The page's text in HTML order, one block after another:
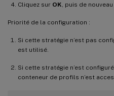
Cliquez sur OK , puis de
Priorité de la configuration :
Si cette stratégie n’est pas
est utilisé.
Si cette stratégie n’est
conteneur de profils n’est